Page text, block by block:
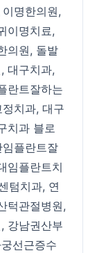
이명한의원,
이명치료,
의원, 돌발
, 대구치과,
란트잘하는
정치과, 대구
치과 블로
임플란트잘
임플란트치
텀치과, 연
턱관절병원,
, 강남권산부
선근증수